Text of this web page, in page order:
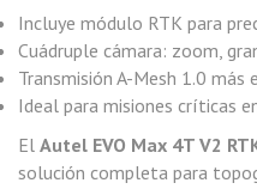
Incluye módulo RTK para
Cuádruple cámara: zoom,
Transmisión A-Mesh 1.0 más
Ideal para misiones críticas
El Autel EVO Max 4T V2
solución completa para